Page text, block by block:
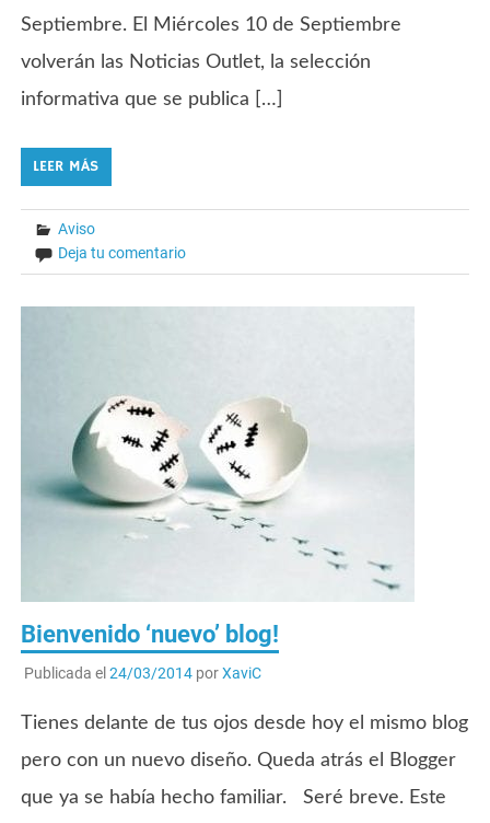
Septiembre. El Miércoles 10 de Septiembre
volverán las Noticias Outlet, la selección
informativa que se publica […]
LEER MÁS
Aviso
Deja tu comentario
Bienvenido ‘nuevo’ blog!
Publicada el 24/03/2014porXaviC
Tienes delante de tus ojos desde hoy el mismo blog
pero con un nuevo diseño. Queda atrás el Blogger
que ya se había hecho familiar. Seré breve. Este